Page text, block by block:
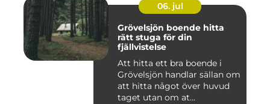
06. jul
Grövelsjön boende hitta
rätt stuga för din
fjällvistelse
Att hitta ett bra boende i
Grövelsjön handlar sällan om
att hitta något över huvud
taget utan om at...